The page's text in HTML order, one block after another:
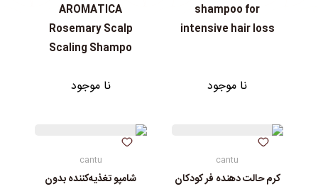
shampoo for
intensive hair loss
نا موجود
AROMATICA
Rosemary Scalp
Scaling Shampo
نا موجود
cantu
کرم حالت دهنده فر کودکان
cantu
شامپو تغذیه‌کننده بدون